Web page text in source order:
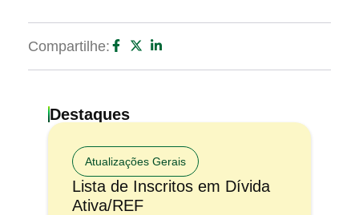
Compartilhe:
Destaques
Atualizações Gerais
Lista de Inscritos em Dívida
Ativa/REF